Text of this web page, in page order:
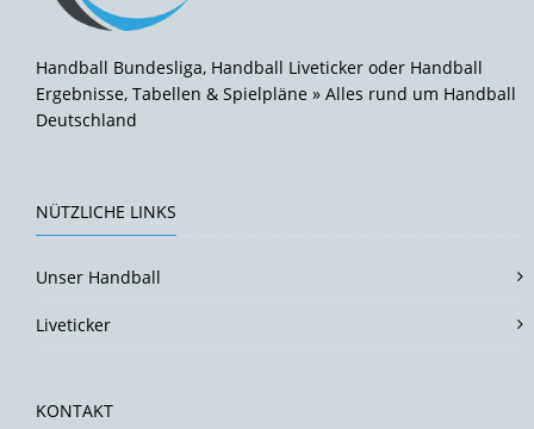
Handball Bundesliga, Handball Liveticker oder Handball
Ergebnisse, Tabellen & Spielpläne » Alles rund um Handball
Deutschland
NÜTZLICHE LINKS
Unser Handball
Liveticker
KONTAKT